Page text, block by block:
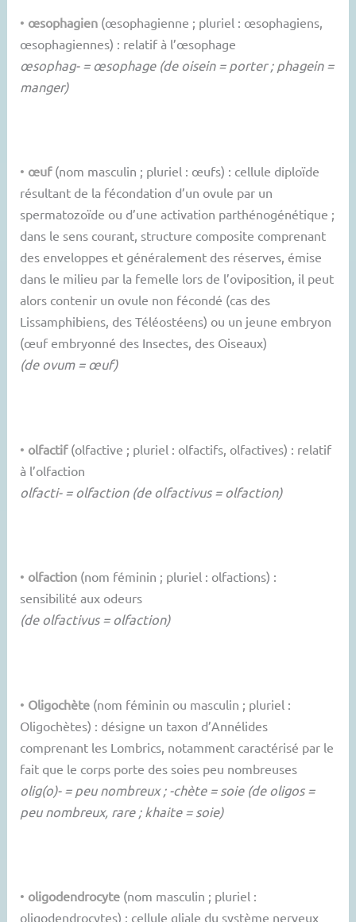
• œsophagien (œsophagienne ; pluriel : œsophagiens,
œsophagiennes) : relatif à l’œsophage
œsophag- = œsophage (de oisein = porter ; phagein =
manger)
• œuf(nom masculin ; pluriel : œufs) : cellule diploïde
résultant de la fécondation d’un ovule par un
spermatozoïde ou d’une activation parthénogénétique ;
dans le sens courant, structure composite comprenant
des enveloppes et généralement des réserves, émise
dans le milieu par la femelle lors de l’oviposition, il peut
alors contenir un ovule non fécondé (cas des
Lissamphibiens, des Téléostéens) ou un jeune embryon
(œuf embryonné des Insectes, des Oiseaux)
(de ovum = œuf)
• olfactif(olfactive ; pluriel : olfactifs, olfactives) : relatif
à l’olfaction
olfacti- = olfaction (de olfactivus = olfaction)
• olfaction (nom féminin ; pluriel : olfactions) :
sensibilité aux odeurs
(de olfactivus = olfaction)
• Oligochète (nom féminin ou masculin ; pluriel :
Oligochètes) : désigne un taxon d’Annélides
comprenant les Lombrics, notamment caractérisé par le
fait que le corps porte des soies peu nombreuses
olig(o)- = peu nombreux ; -chète = soie (de oligos =
peu nombreux, rare ; khaite = soie)
• oligodendrocyte (nom masculin ; pluriel :
oligodendrocytes) : cellule gliale du système nerveux